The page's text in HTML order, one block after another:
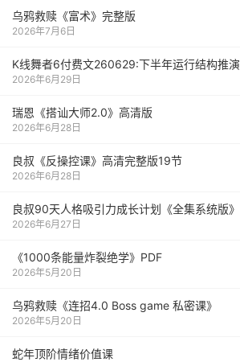
乌鸦救赎《富术》完整版
2026年7月6日
K线舞者6付费文260629:下半年运行结构推演
2026年6月29日
瑞恩《搭讪大师2.0》高清版
2026年6月28日
良叔《反操控课》高清完整版19节
2026年6月28日
良叔90天人格吸引力成长计划《全集系统版》
2026年6月27日
《1000‮能条‬‎量‮裂炸‬‎绝学》PDF
2026年5月20日
乌鸦救赎《连招4.0 Boss game 私密课》
2026年5月20日
蛇年顶阶情绪价值课